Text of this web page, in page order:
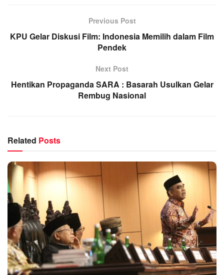
Previous Post
KPU Gelar Diskusi Film: Indonesia Memilih dalam Film
Pendek
Next Post
Hentikan Propaganda SARA : Basarah Usulkan Gelar
Rembug Nasional
Related Posts